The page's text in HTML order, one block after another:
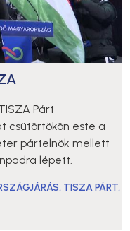
Párt
csütörtökön este a
pártelnök mellett
lépett.
, TISZA PÁRT,